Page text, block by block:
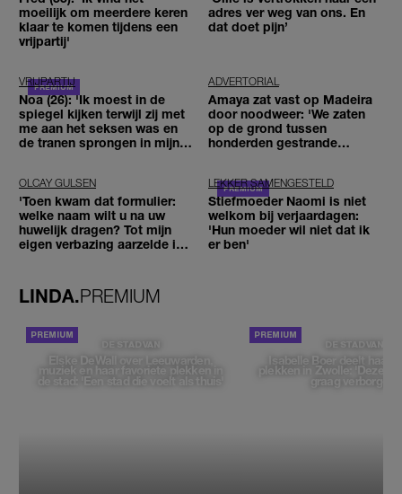
moeilijk om meerdere keren
klaar te komen tijdens een
vrijpartij'
adres ver weg van ons. En
dat doet pijn’
VRIJPARTIJ
Noa (26): 'Ik moest in de
spiegel kijken terwijl zij met
me aan het seksen was en
de tranen sprongen in mijn
ADVERTORIAL
Amaya zat vast op Madeira
door noodweer: 'We zaten
op de grond tussen
honderden gestrande
OLCAY GULSEN
'Toen kwam dat formulier:
welke naam wilt u na uw
huwelijk dragen? Tot mijn
eigen verbazing aarzelde ik
LEKKER SAMENGESTELD
Stiefmoeder Naomi is niet
welkom bij verjaardagen:
'Hun moeder wil niet dat ik
er ben'
LINDA.PREMIUM
DE STAD VAN
Elske DeWall over Leeuwarden,
muziek en haar favoriete plekken in
de stad: 'Een stad die voelt als thuis'
DE STAD VAN
Isabelle Boer deelt haar
plekken in Zwolle: 'Deze
graag verborgen'